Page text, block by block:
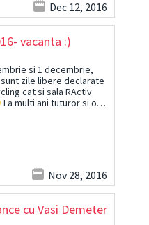
Dec 12, 2016
vacanta :)
si 1 decembrie,
zile libere declarate
cat si sala RActiv
La multi ani tuturor si o…
Nov 28, 2016
cu Vasi Demeter